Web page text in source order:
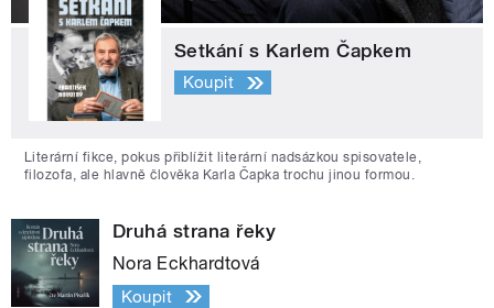
Setkání s Karlem Čapkem
Koupit
Literární fikce, pokus přiblížit literární nadsázkou spisovatele,
filozofa, ale hlavně člověka Karla Čapka trochu jinou formou.
Druhá strana řeky
Nora Eckhardtová
Koupit